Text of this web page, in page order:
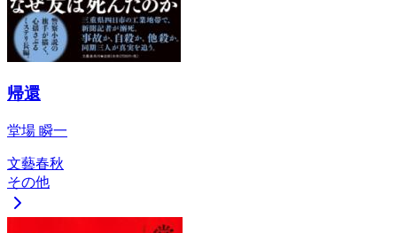
帰還
堂場 瞬一
文藝春秋
その他